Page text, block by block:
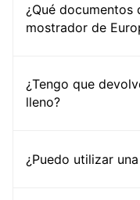
¿Qué documentos
mostrador de
¿Tengo que
lleno?
¿Puedo utilizar